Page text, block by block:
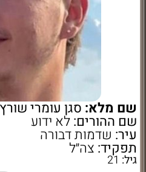
שם מלא:סגן עומרי
שם ההורים:לא ידוע
עיר: שדמות דבורה
תפקיד: צה״ל
גיל: 21